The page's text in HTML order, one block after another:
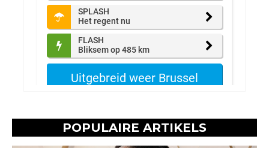
POPULAIRE ARTIKELS